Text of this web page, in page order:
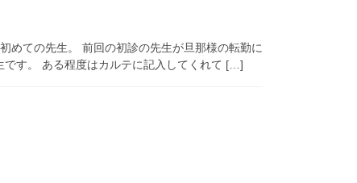
めての先生。 前回の初診の先生が旦那様の転勤に
す。 ある程度はカルテに記入してくれて […]